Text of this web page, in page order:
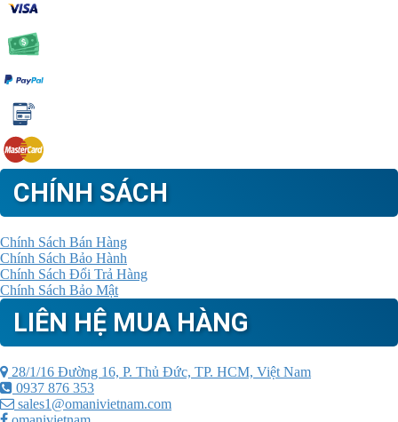
CHÍNH SÁCH
Chính Sách Bán Hàng
Chính Sách Bảo Hành
Chính Sách Đổi Trả Hàng
Chính Sách Bảo Mật
LIÊN HỆ MUA HÀNG
28/1/16 Đường 16, P. Thủ Đức, TP. HCM, Việt Nam
0937 876 353
sales1@omanivietnam.com